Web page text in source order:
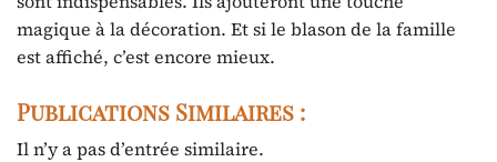
magique à la décoration. Et si le blason de la famille
est affiché, c’est encore mieux.
Publications Similaires :
Il n’y a pas d’entrée similaire.